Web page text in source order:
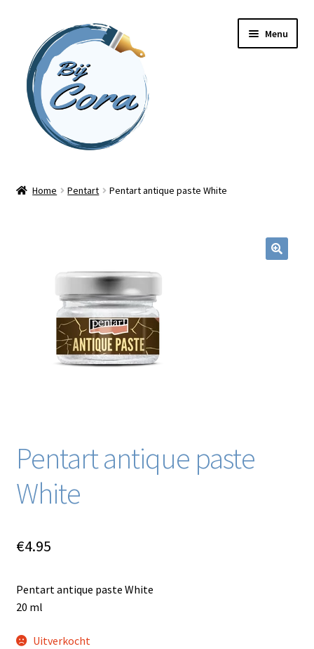
naar
navigatie
inhoud
Menu
Blog / DIY / Tutorials
Home Pentart Pentart antique paste White
Pentart antique paste
White
€4.95
Pentart antique paste White
20 ml
Uitverkocht